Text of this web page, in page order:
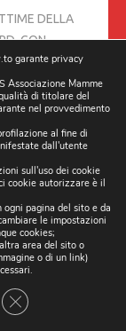
DELLA
CON
DOMENICO
GIUGLIANO, IL
DELLE
DI
STRADA A
MINISTERIALI
garante privacy
Associazione Mamme
di titolare del
nel provvedimento
al fine di
dall'utente
sull'uso dei cookie
cookie autorizzare è il
pagina del sito e da
le impostazioni
cookies;
area del sito o
o di un link)
CLOSE GDPR